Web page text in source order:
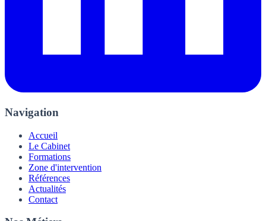
Navigation
Accueil
Le Cabinet
Formations
Zone d'intervention
Références
Actualités
Contact